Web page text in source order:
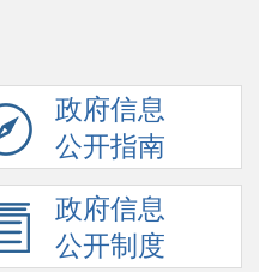
政府信息
公开指南
政府信息
公开制度